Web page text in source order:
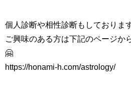
個人診断や相性診断もしておりま
ご興味のある方は下記のページか
🤗
https://honami-h.com/astrology/